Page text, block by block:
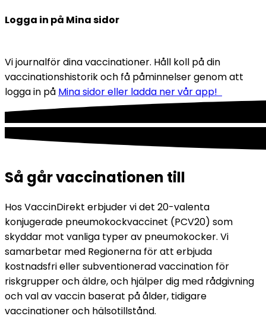
Logga in på Mina sidor
Vi journalför dina vaccinationer. Håll koll på din
vaccinationshistorik och få påminnelser genom att
logga in på Mina sidor eller ladda ner vår app!
Så går vaccinationen till
Hos VaccinDirekt erbjuder vi det 20-valenta
konjugerade pneumokockvaccinet (PCV20) som
skyddar mot vanliga typer av pneumokocker. Vi
samarbetar med Regionerna för att erbjuda
kostnadsfri eller subventionerad vaccination för
riskgrupper och äldre, och hjälper dig med rådgivning
och val av vaccin baserat på ålder, tidigare
vaccinationer och hälsotillstånd.